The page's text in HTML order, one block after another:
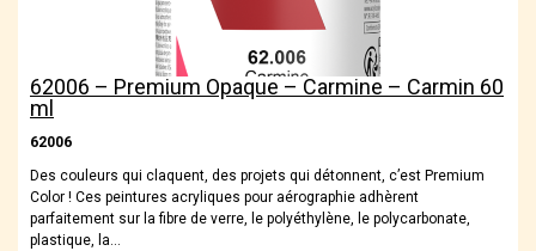
62006 – Premium Opaque – Carmine – Carmin 60
ml
62006
Des couleurs qui claquent, des projets qui détonnent, c’est Premium
Color ! Ces peintures acryliques pour aérographie adhèrent
parfaitement sur la fibre de verre, le polyéthylène, le polycarbonate,
plastique, la…